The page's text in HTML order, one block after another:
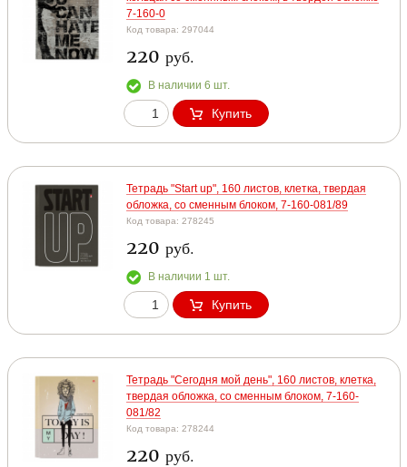
7-160-0
Код товара: 297044
220 руб.
В наличии 6 шт.
Купить
Тетрадь "Start up", 160 листов, клетка, твердая
обложка, со сменным блоком, 7-160-081/89
Код товара: 278245
220 руб.
В наличии 1 шт.
Купить
Тетрадь "Сегодня мой день", 160 листов, клетка,
твердая обложка, со сменным блоком, 7-160-
081/82
Код товара: 278244
220 руб.